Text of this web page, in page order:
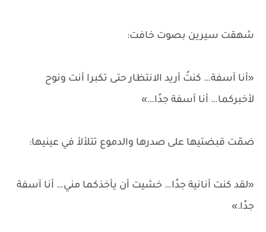
شهقت سيرين بصوت خافت:
«أنا آسفة… كنتُ أريد الانتظار حتى تكبرا أنت ونوح
لأخبركما… أنا آسفة جدًا…»
ضمّت قبضتيها على صدرها والدموع تتلألأ في عينيها:
«لقد كنت أنانية جدًا… خشيت أن يأخذكما مني… أنا آسفة
جدًا.»